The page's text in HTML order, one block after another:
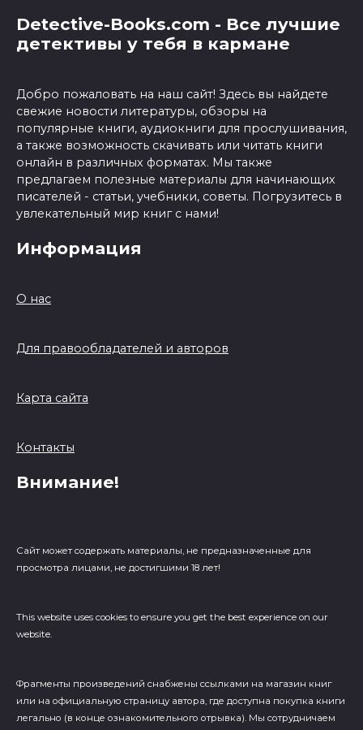
Detective-Books.com - Все лучшие
детективы у тебя в кармане
Добро пожаловать на наш сайт! Здесь вы найдете
свежие новости литературы, обзоры на
популярные книги, аудиокниги для прослушивания,
а также возможность скачивать или читать книги
онлайн в различных форматах. Мы также
предлагаем полезные материалы для начинающих
писателей - статьи, учебники, советы. Погрузитесь в
увлекательный мир книг с нами!
Информация
О нас
Для правообладателей и авторов
Карта сайта
Контакты
Внимание!
Сайт может содержать материалы, не предназначенные для
просмотра лицами, не достигшими 18 лет!
This website uses cookies to ensure you get the best experience on our
website.
Фрагменты произведений cнабжены ссылками на магазин книг
или на официальную страницу автора, где доступна покупка книги
легально (в конце ознакомительного отрывка). Мы сотрудничаем